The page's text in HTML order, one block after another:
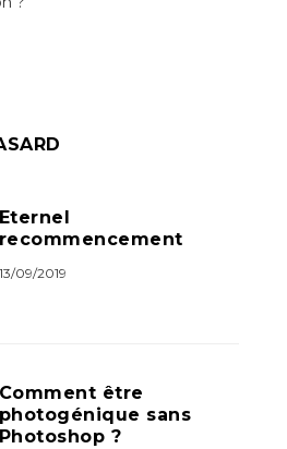
Eternel
recommencement
13/09/2019
Comment être
photogénique sans
Photoshop ?